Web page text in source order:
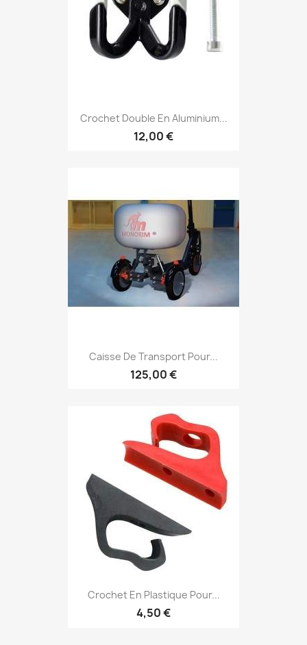
Crochet Double En Aluminium...
12,00 €
Caisse De Transport Pour...
125,00 €
Crochet En Plastique Pour...
4,50 €